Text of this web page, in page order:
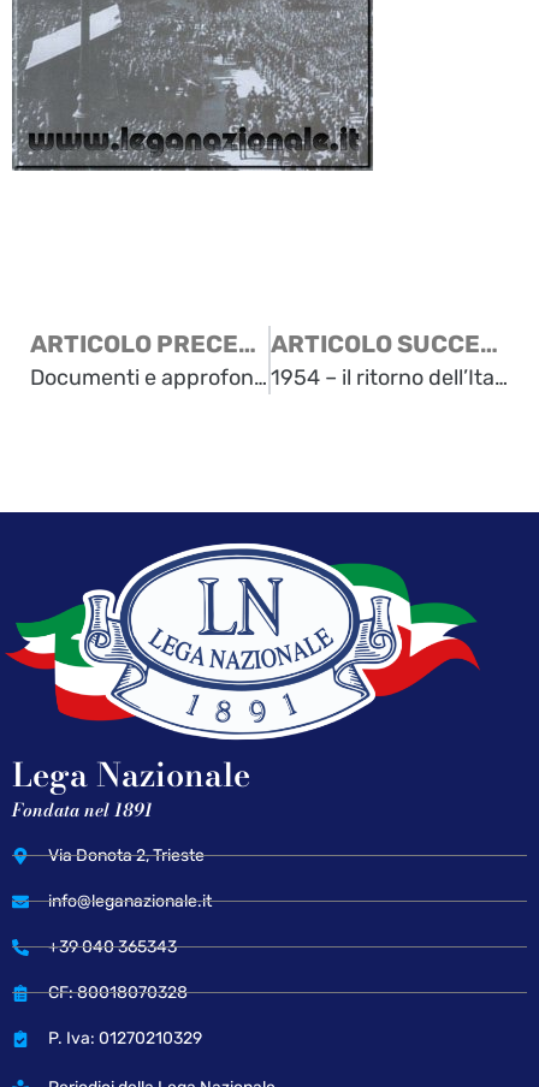
ARTICOLO PRECEDENTE
Documenti e approfondimenti
ARTICOLO SUCCESSIVO
1954 – il ritorno dell’Italia
Lega Nazionale
Fondata nel 1891
Via Donota 2, Trieste
info@leganazionale.it
+39 040 365343
CF: 80018070328
P. Iva: 01270210329